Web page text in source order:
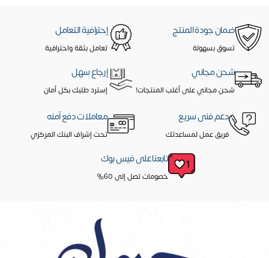
ضمان جودة المنتج
تسوق بسهولة
إحترافية التعامل
تعامل بثقة واحترافية
شحن مجاني
شحن مجاني على أغلب المنتجات!
إرجاع سهل
إسترد طلبك بكل أمان
دعم فنى سريع
فريق عمل لمساعدتك
معاملات دفع آمنه
تحت إشراف البنك المركزي
تابعنا على فيس بوك
خصومات تصل إلى 60%